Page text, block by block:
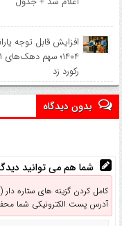
افزایش قابل توجه
رکورد زد
بدون دیدگاه
شما هم می توانید
کامل کردن گزینه های ستاره
آدرس پست الکترونیکی شما